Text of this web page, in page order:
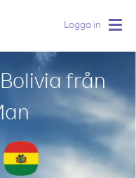
Logga in
från